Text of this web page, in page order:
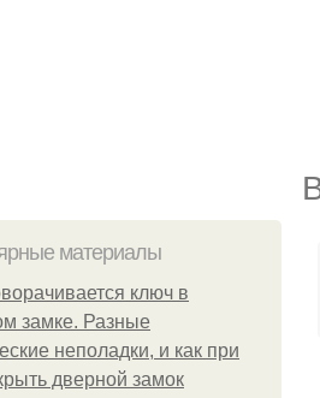
материалы
ключ в
замке. Разные
неполадки, и как при
дверной замок